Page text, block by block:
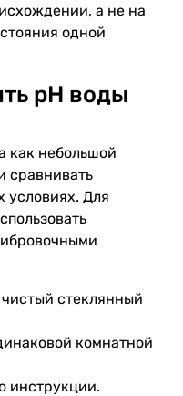
а не на
одной
pH воды
как небольшой
сравнивать
условиях. Для
стеклянный
комнатной
инструкции.